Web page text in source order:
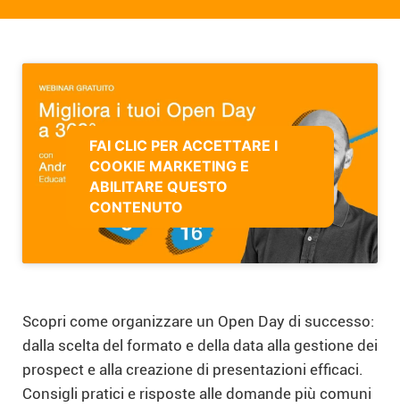
FAI CLIC PER ACCETTARE I
COOKIE MARKETING E
ABILITARE QUESTO
CONTENUTO
Scopri come organizzare un Open Day di successo:
dalla scelta del formato e della data alla gestione dei
prospect e alla creazione di presentazioni efficaci.
Consigli pratici e risposte alle domande più comuni